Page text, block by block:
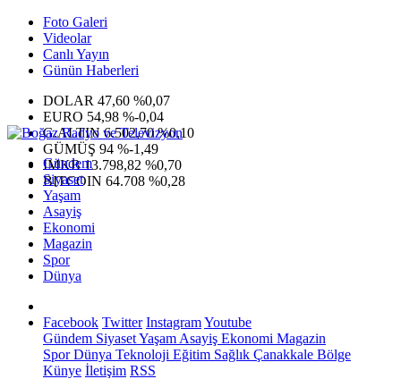
Foto Galeri
Videolar
Canlı Yayın
Günün Haberleri
DOLAR 47,60 %0,07
EURO 54,98 %-0,04
G.ALTIN6.502,70 %0,10
GÜMÜŞ 94 %-1,49
IMKB13.798,82 %0,70
BITCOIN 64.708 %0,28
Gündem
Siyaset
Yaşam
Asayiş
Ekonomi
Magazin
Spor
Dünya
Facebook Twitter InstagramYoutube
Gündem SiyasetYaşam Asayiş Ekonomi Magazin
SporDünya Teknoloji Eğitim Sağlık Çanakkale Bölge
Künye İletişim RSS